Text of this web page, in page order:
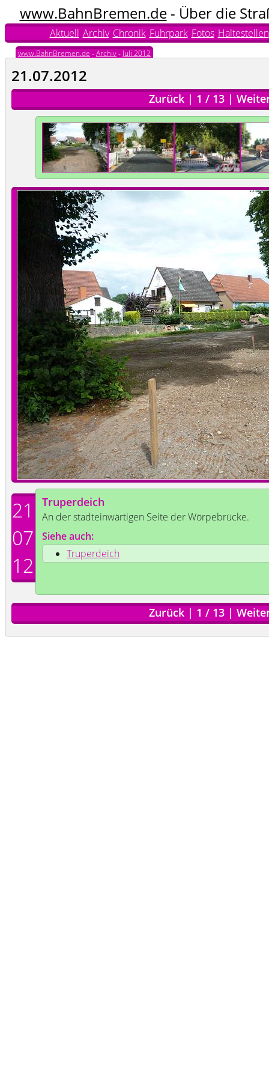
www.BahnBremen.de- Über die
Aktuell Archiv Chronik Fuhrpark Fotos Haltestellen
www.BahnBremen.de -Archiv- Juli 2012
21.07.2012
Zurück | 1 / 13 |
21
07
12
Truperdeich
An der stadteinwärtigen Seite der Wörpebrücke.
Siehe auch:
Truperdeich
Zurück | 1 / 13 |